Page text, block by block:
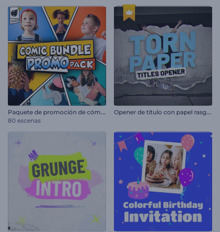
P
aquete de promoción de cómics
80 escenas
O
pener de título con papel rasgado